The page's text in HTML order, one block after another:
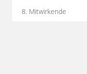
8. Mitwirkende